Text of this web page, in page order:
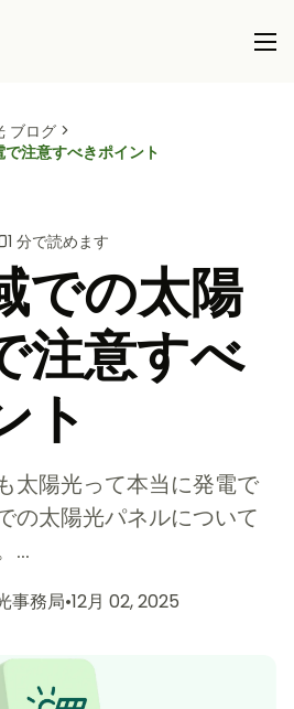
同購入事業
ネル＋蓄電池
方)
ブログ
注意すべきポイント
1 分で読めます
での太陽
注意すべ
ト
太陽光って本当に発電で
の太陽光パネルについて
...
事務局•12月 02, 2025